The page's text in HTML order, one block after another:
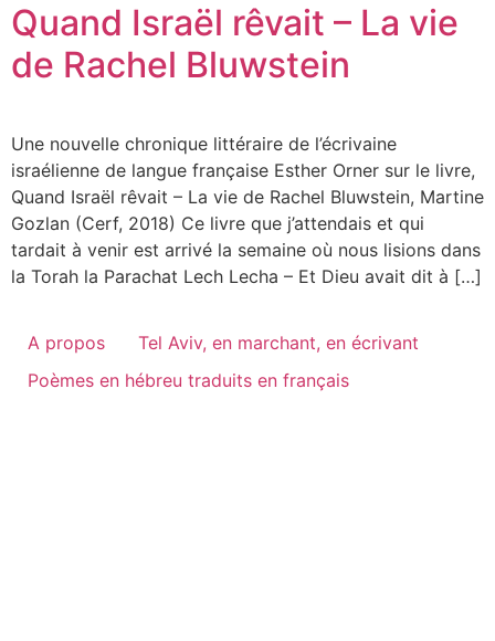
Quand Israël rêvait – La vie
de Rachel Bluwstein
Une nouvelle chronique littéraire de l’écrivaine
israélienne de langue française Esther Orner sur le livre,
Quand Israël rêvait – La vie de Rachel Bluwstein, Martine
Gozlan (Cerf, 2018) Ce livre que j’attendais et qui
tardait à venir est arrivé la semaine où nous lisions dans
la Torah la Parachat Lech Lecha – Et Dieu avait dit à […]
A propos
Tel Aviv, en marchant, en écrivant
Poèmes en hébreu traduits en français